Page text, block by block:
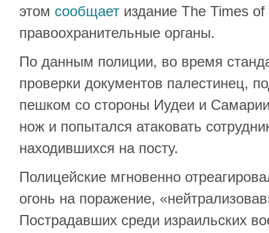
этом сообщает издание The Times
правоохранительные органы.
По данным полиции, во время
проверки документов палестинец,
пешком со стороны Иудеи и
нож и попытался атаковать
находившихся на посту.
Полицейские мгновенно
огонь на поражение,
Пострадавших среди израильских